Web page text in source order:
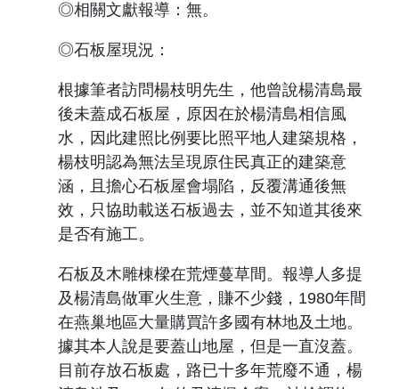
◎相關文獻報導：無。
◎石板屋現況：
根據筆者訪問楊枝明先生，他曾說楊清島最
後未蓋成石板屋，原因在於楊清島相信風
水，因此建照比例要比照平地人建築規格，
楊枝明認為無法呈現原住民真正的建築意
涵，且擔心石板屋會塌陷，反覆溝通後無
效，只協助載送石板過去，並不知道其後來
是否有施工。
石板及木雕棟樑在荒煙蔓草間。報導人多提
及楊清島做軍火生意，賺不少錢， 1980年間
在燕巢地區大量購買許多國有林地及土地。
據其本人說是要蓋山地屋，但是一直沒蓋。
目前存放石板處，路已十多年荒廢不通，楊